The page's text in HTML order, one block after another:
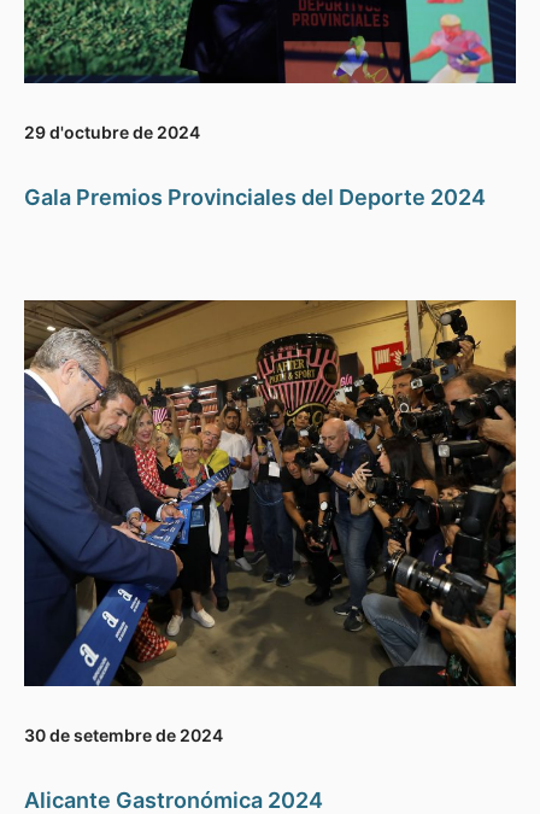
29 d'octubre de 2024
Gala Premios Provinciales del Deporte 2024
30 de setembre de 2024
Alicante Gastronómica 2024